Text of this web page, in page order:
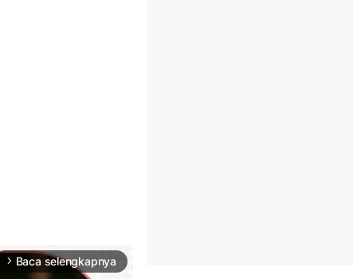
arrow_forward_ios Baca selengkapnya